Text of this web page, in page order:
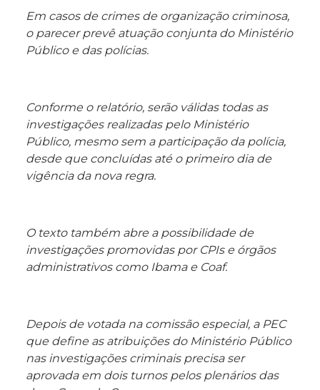
Em casos de crimes de organização criminosa,
o parecer prevê atuação conjunta do Ministério
Público e das polícias.
Conforme o relatório, serão válidas todas as
investigações realizadas pelo Ministério
Público, mesmo sem a participação da polícia,
desde que concluídas até o primeiro dia de
vigência da nova regra.
O texto também abre a possibilidade de
investigações promovidas por CPIs e órgãos
administrativos como Ibama e Coaf.
Depois de votada na comissão especial, a PEC
que define as atribuições do Ministério Público
nas investigações criminais precisa ser
aprovada em dois turnos pelos plenários das